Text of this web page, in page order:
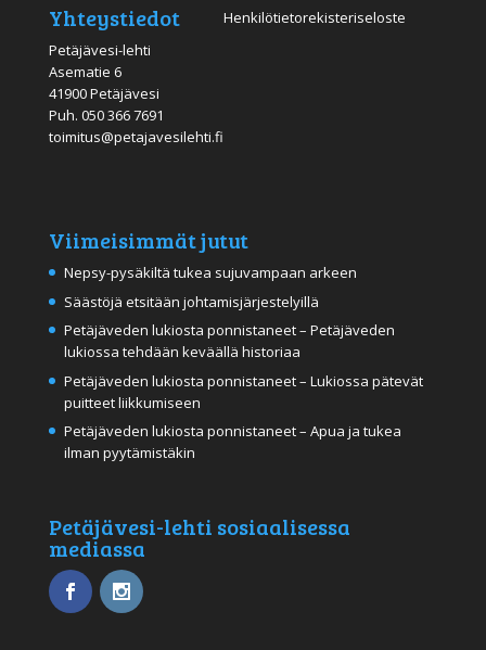
Yhteystiedot
Petäjävesi-lehti
Asematie 6
41900 Petäjävesi
Puh. 050 366 7691
toimitus@petajavesilehti.fi
Henkilötietorekisteriseloste
Viimeisimmät jutut
Nepsy-pysäkiltä tukea sujuvampaan arkeen
Säästöjä etsitään johtamisjärjestelyillä
Petäjäveden lukiosta ponnistaneet – Petäjäveden
lukiossa tehdään keväällä historiaa
Petäjäveden lukiosta ponnistaneet – Lukiossa pätevät
puitteet liikkumiseen
Petäjäveden lukiosta ponnistaneet – Apua ja tukea
ilman pyytämistäkin
Petäjävesi-lehti sosiaalisessa
mediassa